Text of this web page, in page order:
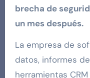
brecha de
un mes después.
La empresa de
datos, informes
herramientas